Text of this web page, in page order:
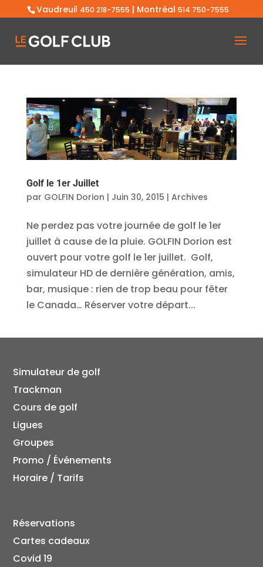
Vaudreuil 450 218-7555 | Montréal 514 750-7555
Golf le 1er Juillet
par GOLFIN Dorion | Juin 30, 2015 | Archives
Ne perdez pas votre journée de golf le 1er
juillet à cause de la pluie. GOLFIN Dorion est
ouvert pour votre golf le 1er juillet. Golf,
simulateur HD de dernière génération, amis,
bar, musique : rien de trop beau pour fêter
le Canada… Réserver votre départ...
Simulateur de golf
Trackman
Cours de golf
Ligues
Groupes
Promo / Événements
Horaire / Tarifs
Réservations
Cartes cadeaux
Covid 19